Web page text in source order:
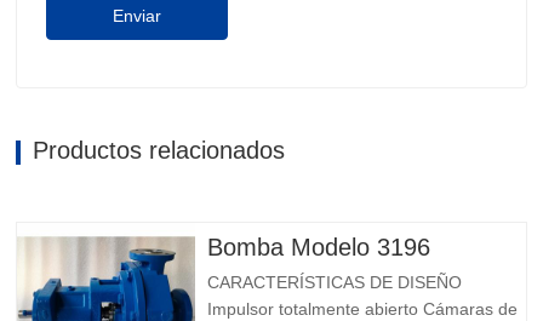
Enviar
Productos relacionados
Bomba Modelo 3196
CARACTERÍSTICAS DE DISEÑO
Impulsor totalmente abierto Cámaras de